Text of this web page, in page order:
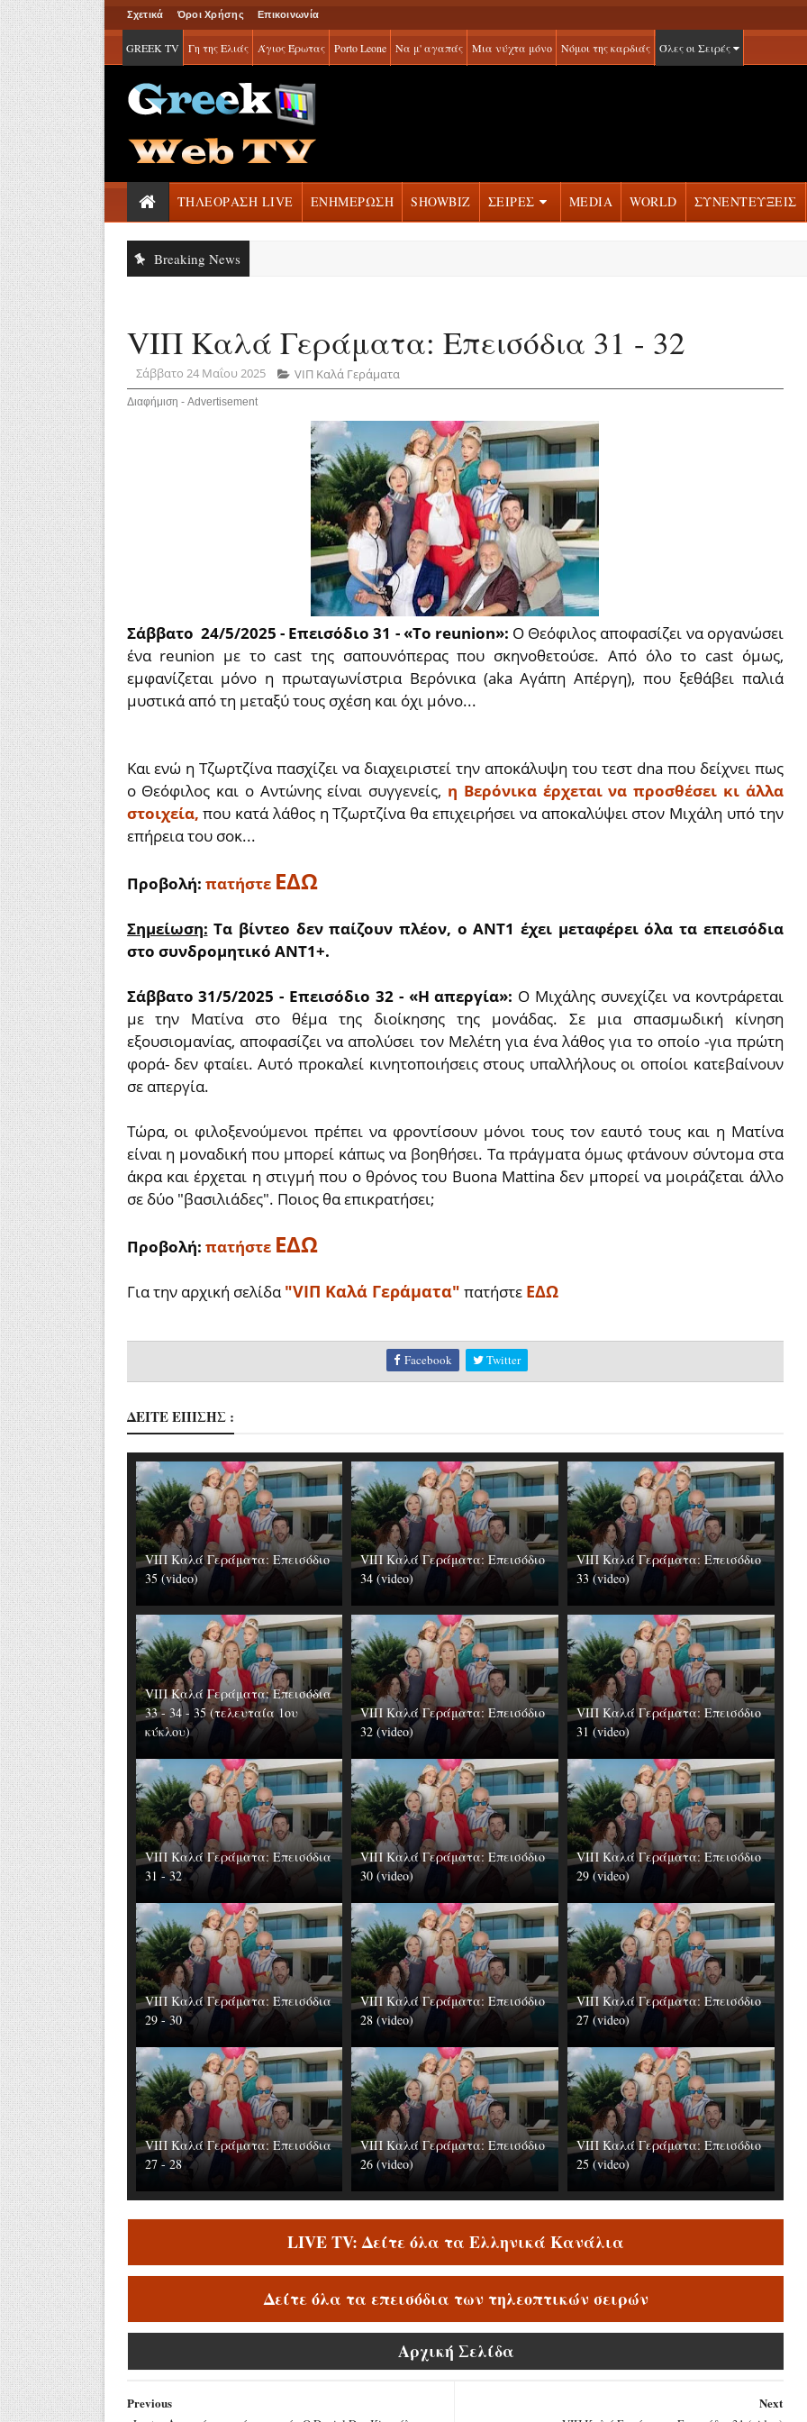
Σχετικά Όροι Χρήσης Επικοινωνία
GREEK TV Γη της Ελιάς Άγιος Έρωτας Porto Leone Να μ' αγαπάς Μια νύχτα μόνο Νόμοι της καρδιάς Όλες οι Σειρές
ΤΗΛΕΟΡΑΣΗ LIVE ΕΝΗΜΕΡΩΣΗ SHOWBIZ ΣΕΙΡΕΣ MEDIA WORLD ΣΥΝΕΝΤΕΥΞΕΙΣ
Breaking News
VIΠ Καλά Γεράματα: Επεισόδια 31 - 32
Σάββατο 24 Μαΐου 2025 VIΠ Καλά Γεράματα
Διαφήμιση - Advertisement
Σάββατο 24/5/2025 - Επεισόδιο 31 - «Το reunion»: Ο Θεόφιλος αποφασίζει να οργανώσει
ένα reunion με το cast της σαπουνόπερας που σκηνοθετούσε. Από όλο το cast όμως,
εμφανίζεται μόνο η πρωταγωνίστρια Βερόνικα (aka Αγάπη Απέργη), που ξεθάβει παλιά
μυστικά από τη μεταξύ τους σχέση και όχι μόνο...
Και ενώ η Τζωρτζίνα πασχίζει να διαχειριστεί την αποκάλυψη του τεστ dna που δείχνει πως
ο Θεόφιλος και ο Αντώνης είναι συγγενείς, η Βερόνικα έρχεται να προσθέσει κι άλλα
στοιχεία, που κατά λάθος η Τζωρτζίνα θα επιχειρήσει να αποκαλύψει στον Μιχάλη υπό την
επήρεια του σοκ...
Προβολή: πατήστε ΕΔΩ
Σημείωση: Τα βίντεο δεν παίζουν πλέον, ο ΑΝΤ1 έχει μεταφέρει όλα τα επεισόδια
στο συνδρομητικό ΑΝΤ1+.
Σάββατο 31/5/2025 - Επεισόδιο 32 - «Η απεργία»: Ο Μιχάλης συνεχίζει να κοντράρεται
με την Ματίνα στο θέμα της διοίκησης της μονάδας. Σε μια σπασμωδική κίνηση
εξουσιομανίας, αποφασίζει να απολύσει τον Μελέτη για ένα λάθος για το οποίο -για πρώτη
φορά- δεν φταίει. Αυτό προκαλεί κινητοποιήσεις στους υπαλλήλους οι οποίοι κατεβαίνουν
σε απεργία.
Τώρα, οι φιλοξενούμενοι πρέπει να φροντίσουν μόνοι τους τον εαυτό τους και η Ματίνα
είναι η μοναδική που μπορεί κάπως να βοηθήσει. Τα πράγματα όμως φτάνουν σύντομα στα
άκρα και έρχεται η στιγμή που ο θρόνος του Buona Mattina δεν μπορεί να μοιράζεται άλλο
σε δύο "βασιλιάδες". Ποιος θα επικρατήσει;
Προβολή: πατήστε ΕΔΩ
Για την αρχική σελίδα"VIΠ Καλά Γεράματα" πατήστε ΕΔΩ
Facebook Twitter
ΔΕΙΤΕ ΕΠΙΣΗΣ :
VIΠ Καλά Γεράματα: Επεισόδιο
35 (video)
VIΠ Καλά Γεράματα: Επεισόδιο
34 (video)
VIΠ Καλά Γεράματα: Επεισόδιο
33 (video)
VIΠ Καλά Γεράματα: Επεισόδια
33 - 34 - 35 (τελευταία 1ου
κύκλου)
VIΠ Καλά Γεράματα: Επεισόδιο
32 (video)
VIΠ Καλά Γεράματα: Επεισόδιο
31 (video)
VIΠ Καλά Γεράματα: Επεισόδια
31 - 32
VIΠ Καλά Γεράματα: Επεισόδιο
30 (video)
VIΠ Καλά Γεράματα: Επεισόδιο
29 (video)
VIΠ Καλά Γεράματα: Επεισόδια
29 - 30
VIΠ Καλά Γεράματα: Επεισόδιο
28 (video)
VIΠ Καλά Γεράματα: Επεισόδιο
27 (video)
VIΠ Καλά Γεράματα: Επεισόδια
27 - 28
VIΠ Καλά Γεράματα: Επεισόδιο
26 (video)
VIΠ Καλά Γεράματα: Επεισόδιο
25 (video)
LIVE TV: Δείτε όλα τα Ελληνικά Κανάλια
Δείτε όλα τα επεισόδια των τηλεοπτικών σειρών
Αρχική Σελίδα
Next
Previous